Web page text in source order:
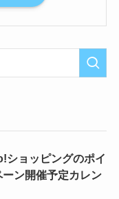
ショッピングのポイ
ーン開催予定カレン